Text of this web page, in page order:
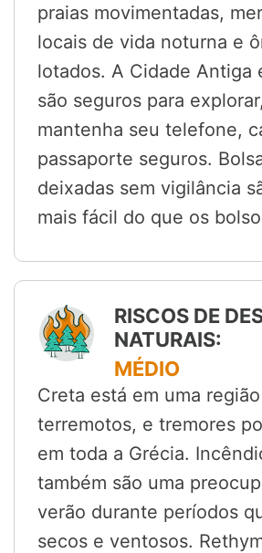
praias movimentadas,
locais de vida noturna e
lotados. A Cidade Antiga
são seguros para
mantenha seu telefone,
passaporte seguros.
deixadas sem vigilância
mais fácil do que os
RISCOS DE
NATURAIS:
MÉDIO
Creta está em uma
terremotos, e tremores
em toda a Grécia.
também são uma
verão durante períodos
secos e ventosos.